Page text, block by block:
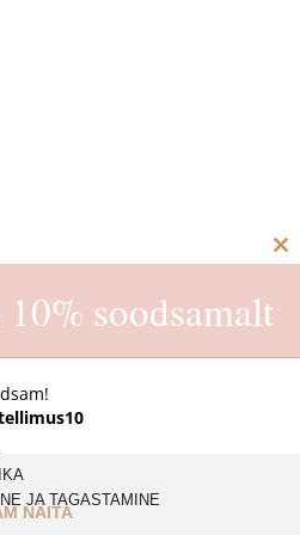
JA TAGASTAMINE
soodsamalt
NÄITA